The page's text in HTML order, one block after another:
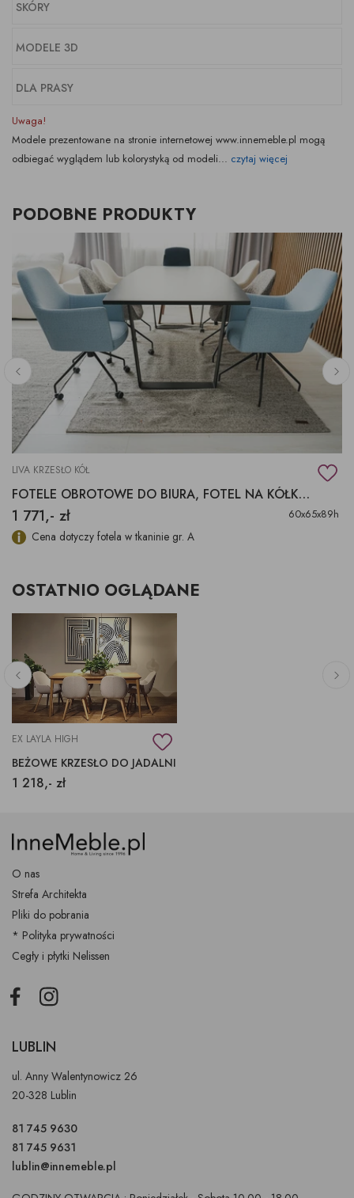
SKÓRY
MODELE 3D
DLA PRASY
Uwaga!
Modele prezentowane na stronie internetowej www.innemeble.pl mogą
odbiegać wyglądem lub kolorystyką od modeli... czytaj więcej
PODOBNE PRODUKTY
LIVA KRZESŁO KÓŁ
FOTELE OBROTOWE DO BIURA, FOTEL NA KÓŁKACH LIVA
1 771,- zł 60x65x89h
Cena dotyczy fotela w tkaninie gr. A
OSTATNIO OGLĄDANE
EX LAYLA HIGH
BEŻOWE KRZESŁO DO JADALNI
1 218,- zł
O nas
Strefa Architekta
Pliki do pobrania
* Polityka prywatności
Cegły i płytki Nelissen
FacebookInstagram
LUBLIN
ul. Anny Walentynowicz 26
20-328 Lublin
81 745 9630
81 745 9631
lublin@innemeble.pl